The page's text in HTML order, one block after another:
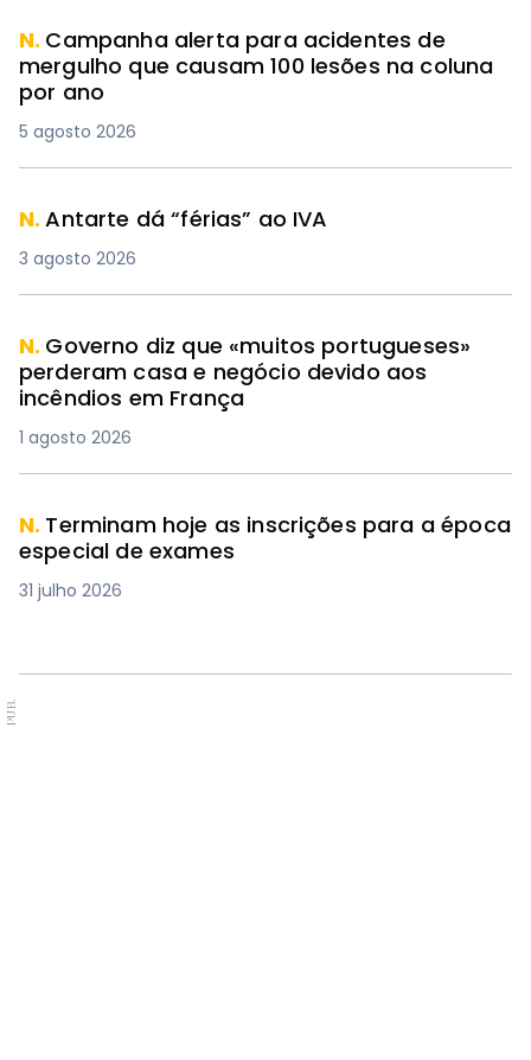
N. Campanha alerta para acidentes de
mergulho que causam 100 lesões na coluna
por ano
5 agosto 2026
N.Antarte dá “férias” ao IVA
3 agosto 2026
N. Governo diz que «muitos portugueses»
perderam casa e negócio devido aos
incêndios em França
1 agosto 2026
N. Terminam hoje as inscrições para a época
especial de exames
31 julho 2026
PUB.